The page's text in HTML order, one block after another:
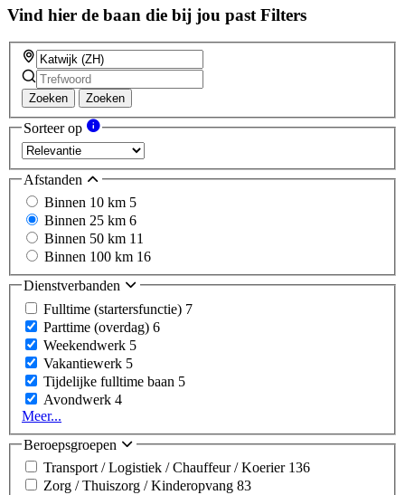
Vind hier de baan die bij jou past Filters
Zoeken Zoeken
Sorteer op
Afstanden
Binnen 10 km 5
Binnen 25 km 6
Binnen 50 km 11
Binnen 100 km 16
Dienstverbanden
Fulltime (startersfunctie) 7
Parttime (overdag) 6
Weekendwerk 5
Vakantiewerk 5
Tijdelijke fulltime baan 5
Avondwerk 4
Meer...
Beroepsgroepen
Transport / Logistiek / Chauffeur / Koerier 136
Zorg / Thuiszorg / Kinderopvang 83